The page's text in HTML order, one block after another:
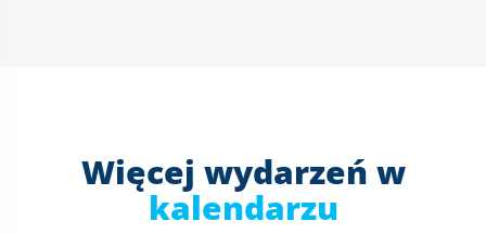
Więcej wydarzeń w
kalendarzu